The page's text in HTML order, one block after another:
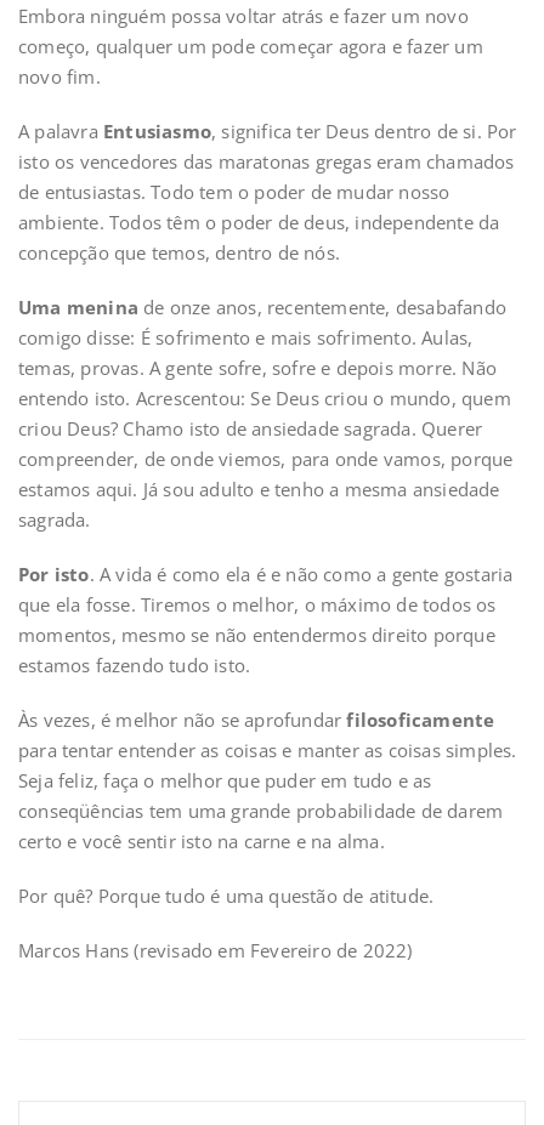
Embora ninguém possa voltar atrás e fazer um novo
começo, qualquer um pode começar agora e fazer um
novo fim.
A palavra Entusiasmo, significa ter Deus dentro de si. Por
isto os vencedores das maratonas gregas eram chamados
de entusiastas. Todo tem o poder de mudar nosso
ambiente. Todos têm o poder de deus, independente da
concepção que temos, dentro de nós.
Uma menina de onze anos, recentemente, desabafando
comigo disse: É sofrimento e mais sofrimento. Aulas,
temas, provas. A gente sofre, sofre e depois morre. Não
entendo isto. Acrescentou: Se Deus criou o mundo, quem
criou Deus? Chamo isto de ansiedade sagrada. Querer
compreender, de onde viemos, para onde vamos, porque
estamos aqui. Já sou adulto e tenho a mesma ansiedade
sagrada.
Por isto. A vida é como ela é e não como a gente gostaria
que ela fosse. Tiremos o melhor, o máximo de todos os
momentos, mesmo se não entendermos direito porque
estamos fazendo tudo isto.
Às vezes, é melhor não se aprofundar filosoficamente
para tentar entender as coisas e manter as coisas simples.
Seja feliz, faça o melhor que puder em tudo e as
conseqüências tem uma grande probabilidade de darem
certo e você sentir isto na carne e na alma.
Por quê? Porque tudo é uma questão de atitude.
Marcos Hans (revisado em Fevereiro de 2022)